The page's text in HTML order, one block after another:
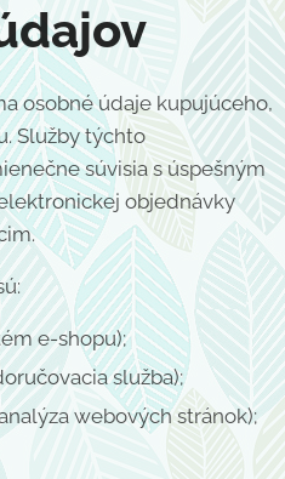
osobné údaje kupujúceho,
Služby týchto
súvisia s úspešným
objednávky
e-shopu);
služba);
webových stránok);